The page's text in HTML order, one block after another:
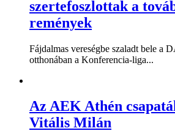
szertefoszlottak a
remények
Fájdalmas vereségbe szaladt bele a
otthonában a Konferencia-liga...
Az AEK Athén
Vitális Milán